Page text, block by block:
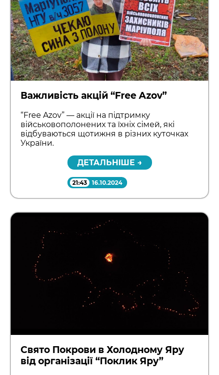
Важливість акцій “Free Azov”
“Free Azov” — акції на підтримку
військовополонених та їхніх сімей, які
відбуваються щотижня в різних куточках
України.
ДЕТАЛЬНІШЕ →
21:43 16.10.2024
Свято Покрови в Холодному Яру
від організації “Поклик Яру”